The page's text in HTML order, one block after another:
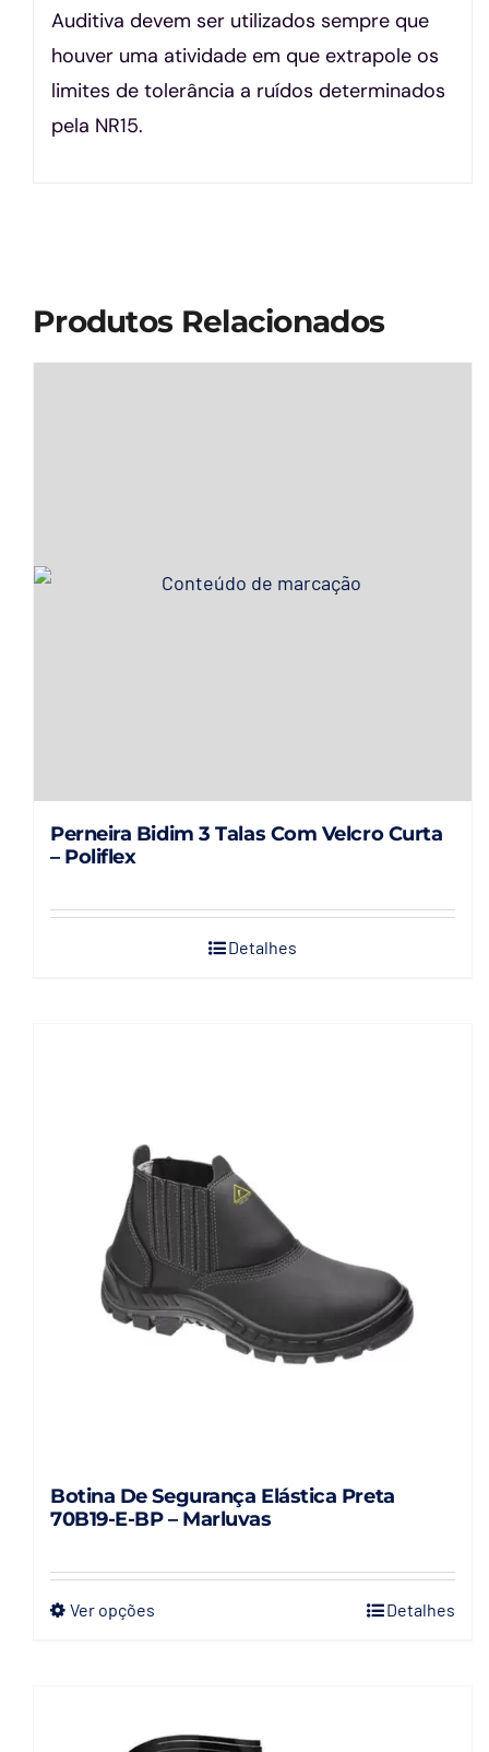
Auditiva devem ser utilizados sempre que
houver uma atividade em que extrapole os
limites de tolerância a ruídos determinados
pela NR15.
Produtos Relacionados
Perneira Bidim 3 Talas Com Velcro Curta
– Poliflex
Detalhes
Botina De Segurança Elástica Preta
70B19-E-BP – Marluvas
Ver opçõesEste
variantes.
Detalhes